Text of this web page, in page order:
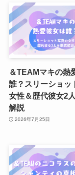
＆TEAMマキの熱
誰？スリーショッ
女性＆歴代彼女2
解説
2026年7月25日